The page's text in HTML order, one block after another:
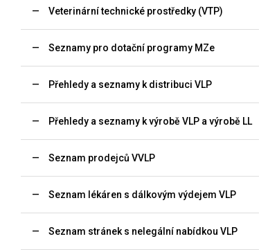
Veterinární technické prostředky (VTP)
Seznamy pro dotační programy MZe
Přehledy a seznamy k distribuci VLP
Přehledy a seznamy k výrobě VLP a výrobě LL
Seznam prodejců VVLP
Seznam lékáren s dálkovým výdejem VLP
Seznam stránek s nelegální nabídkou VLP